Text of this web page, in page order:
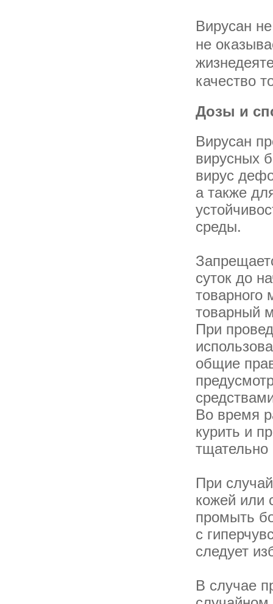
Вирусан
не
качество
Дозы и
Вирусан
вирусных
вирус
а также
среды.
суток до
товарного
товарный
При
общие
Во время
курить и
При
кожей или
промыть
с
следует
В случае